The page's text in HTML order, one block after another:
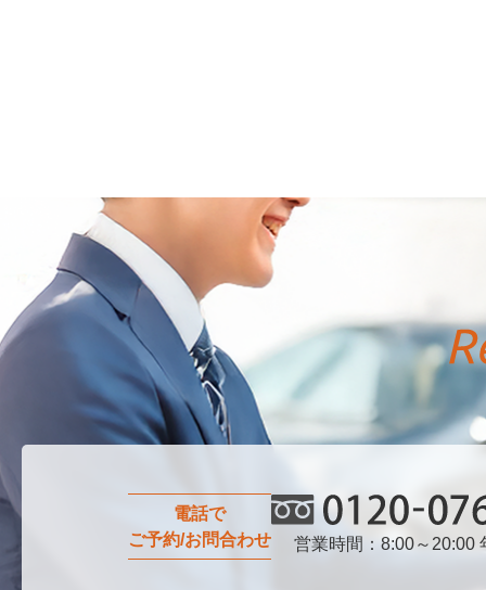
電話で
ご予約/お問合わせ
0120-076-750
営業時間：8:00～20:00